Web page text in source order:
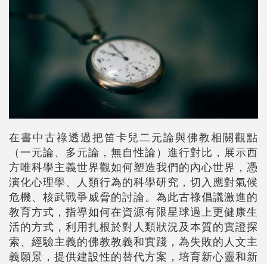
在書中古祿透過把笛卡兒二元論與佛教相關觀點
（一元論、多元論，無自性論）進行對比，展示西
方唯科學主義世界觀如何塑造我們的內心世界，憑
演化心理學、人類行為的科學研究，切入應對氣候
危機、核武戰爭威脅的討論。為此古祿倡議激進的
教育方式，指導如何在資源有限星球過上更健康生
活的方式，利用扎根於對人類狀況及本質的實證探
索、經驗主義的佛教教義和實踐，為失敗的人文主
義願景，提供建設性的替代方案，培育新心靈和新